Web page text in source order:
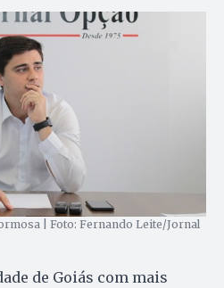
| Foto: Fernando Leite/Jornal
de Goiás com mais